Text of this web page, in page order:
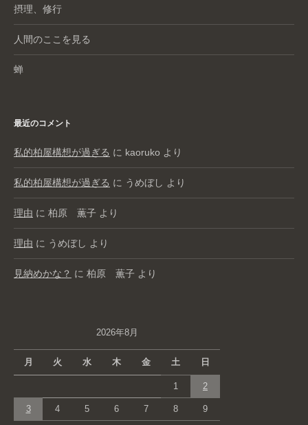
摂理、修行
人間のここを見る
蝉
最近のコメント
私的柏屋構想が過ぎる に kaoruko より
私的柏屋構想が過ぎる に うめぼし より
理由 に 柏原 薫子 より
理由 に うめぼし より
見納めかな？ に 柏原 薫子 より
2026年8月
月 火 水 木 金 土 日
1 2
3 4 5 6 7 8 9